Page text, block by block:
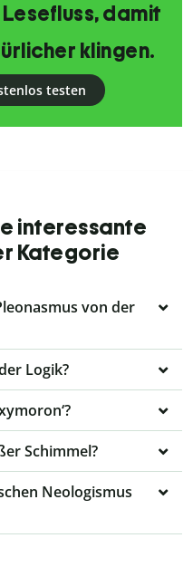
damit
klingen.
testen
interessante
Kategorie
von der
Logik?
Schimmel?
Neologismus